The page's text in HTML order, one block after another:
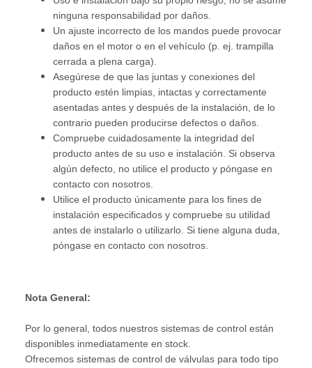
ninguna responsabilidad por daños.
Un ajuste incorrecto de los mandos puede provocar
daños en el motor o en el vehículo (p. ej. trampilla
cerrada a plena carga).
Asegúrese de que las juntas y conexiones del
producto estén limpias, intactas y correctamente
asentadas antes y después de la instalación, de lo
contrario pueden producirse defectos o daños.
Compruebe cuidadosamente la integridad del
producto antes de su uso e instalación. Si observa
algún defecto, no utilice el producto y póngase en
contacto con nosotros.
Utilice el producto únicamente para los fines de
instalación especificados y compruebe su utilidad
antes de instalarlo o utilizarlo. Si tiene alguna duda,
póngase en contacto con nosotros.
Nota General:
Por lo general, todos nuestros sistemas de control están
disponibles inmediatamente en stock.
Ofrecemos sistemas de control de válvulas para todo tipo